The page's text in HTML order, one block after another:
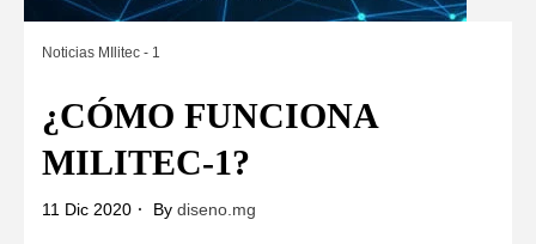
Noticias MIlitec - 1
¿CÓMO FUNCIONA
MILITEC-1?
11 Dic 2020 By diseno.mg